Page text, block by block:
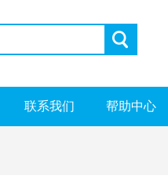
联系我们 帮助中心